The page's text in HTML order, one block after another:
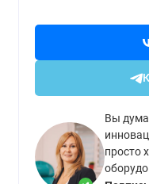
Вы
просто